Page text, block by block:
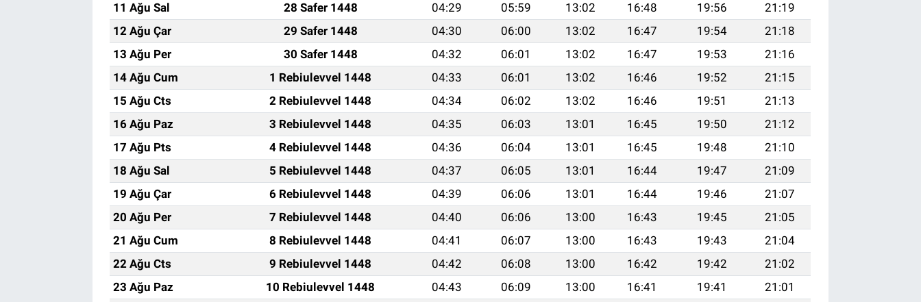
11 Ağu Sal
28 Safer 1448 04:29 05:59 13:02 16:48 19:56
21:19
12 Ağu Çar
29 Safer 1448 04:30 06:00 13:02 16:47 19:54
21:18
13 Ağu Per
30 Safer 1448 04:32 06:01 13:02 16:47 19:53
21:16
14 Ağu Cum
1 Rebiulevvel 1448 04:33 06:01 13:02 16:46 19:52
21:15
15 Ağu Cts
2 Rebiulevvel 1448 04:34 06:02 13:02 16:46 19:51
21:13
16 Ağu Paz
3 Rebiulevvel 1448 04:35 06:03 13:01 16:45 19:50
21:12
17 Ağu Pts
4 Rebiulevvel 1448 04:36 06:04 13:01 16:45 19:48
21:10
18 Ağu Sal
5 Rebiulevvel 1448 04:37 06:05 13:01 16:44 19:47
21:09
19 Ağu Çar
6 Rebiulevvel 1448 04:39 06:06 13:01 16:44 19:46
21:07
20 Ağu Per
7 Rebiulevvel 1448 04:40 06:06 13:00 16:43 19:45
21:05
21 Ağu Cum
8 Rebiulevvel 1448 04:41 06:07 13:00 16:43 19:43
21:04
22 Ağu Cts
9 Rebiulevvel 1448 04:42 06:08 13:00 16:42 19:42
21:02
23 Ağu Paz
10 Rebiulevvel 1448 04:43 06:09 13:00 16:41 19:41
21:01